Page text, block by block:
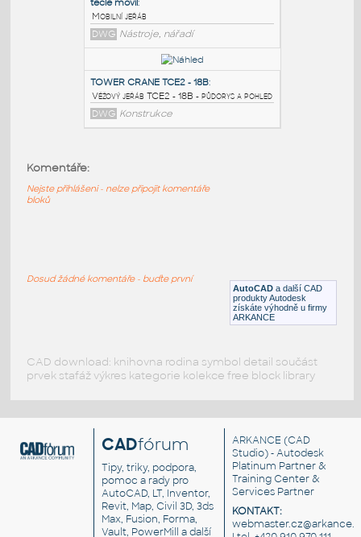
Tower Crane - rotating with hook and
trolley:
Věžový jeřáb stavební, rotující, s hákem
RFA Průmysl
Věžový jeřáb TCE2 - 18B - půdorys a pohled
AutoCAD a další CAD
produkty Autodesk
získáte výhodně u firmy
ARKANCE
Komentáře:
Nejste přihlášeni - nelze připojit komentáře
bloků
Dosud žádné komentáře - buďte první
CAD download: knihovna rodina symbol detail součást
prvek stafáž výkres kategorie kolekce free block library
CADfórum
Tipy, triky, podpora,
pomoc a rady pro
AutoCAD, LT, Inventor,
Revit, Map, Civil 3D, 3ds
Max, Fusion, Forma,
Vault, PowerMill a další
ARKANCE (CAD
Studio) - Autodesk
Platinum Partner &
Training Center &
Services Partner
KONTAKT: